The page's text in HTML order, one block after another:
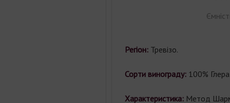
Регіон: Тревізо.
Сорти винограду: 100%
Характеристика:Метод